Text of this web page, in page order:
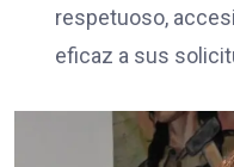
respetuoso,
eficaz a sus